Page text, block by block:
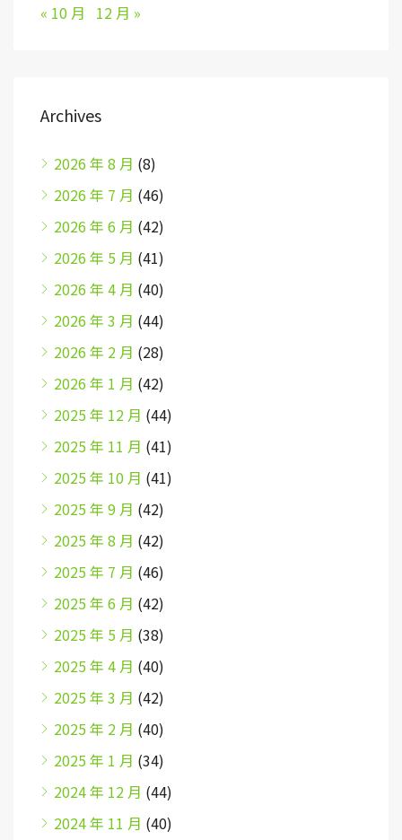
« 10 月 12 月 »
Archives
2026 年 8 月 (8)
2026 年 7 月 (46)
2026 年 6 月 (42)
2026 年 5 月 (41)
2026 年 4 月 (40)
2026 年 3 月 (44)
2026 年 2 月 (28)
2026 年 1 月 (42)
2025 年 12 月 (44)
2025 年 11 月 (41)
2025 年 10 月 (41)
2025 年 9 月 (42)
2025 年 8 月 (42)
2025 年 7 月 (46)
2025 年 6 月 (42)
2025 年 5 月 (38)
2025 年 4 月 (40)
2025 年 3 月 (42)
2025 年 2 月 (40)
2025 年 1 月 (34)
2024 年 12 月 (44)
2024 年 11 月 (40)